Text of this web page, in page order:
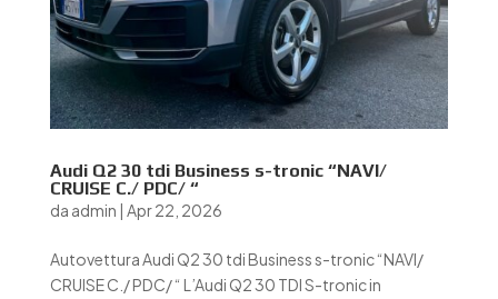
Audi Q2 30 tdi Business s-tronic “NAVI/
CRUISE C./ PDC/ “
da admin | Apr 22, 2026
Autovettura Audi Q2 30 tdi Business s-tronic “NAVI/
CRUISE C./ PDC/ “ L’Audi Q2 30 TDI S-tronic in